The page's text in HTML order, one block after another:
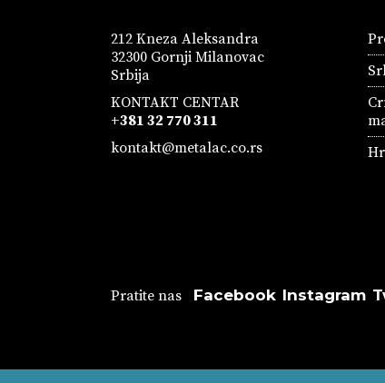
212 Kneza Aleksandra
32300 Gornji Milanovac
Srbija
KONTAKT CENTAR
+381 32 770 311
kontakt@metalac.co.rs
Pratite nas Facebook Instagram